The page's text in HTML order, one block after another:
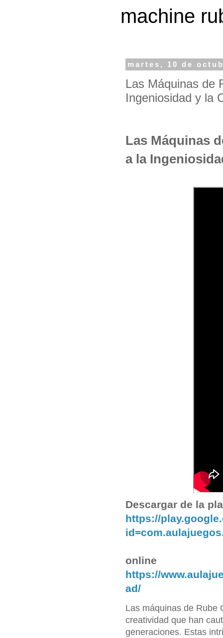
machine
martes, 10 de
Las Máquinas de
Ingeniosidad y la
Las Máquinas
a la
Descargar de la
https://
online
https://
ad/
Las máquinas de Rube
creatividad que han
generaciones. Estas